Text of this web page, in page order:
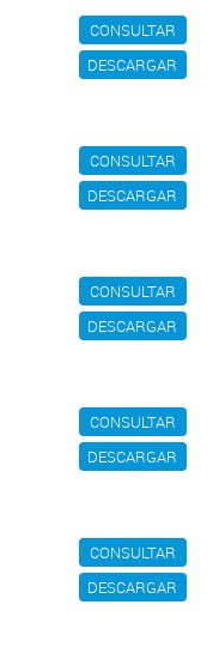
CONSULTAR
DESCARGAR
CONSULTAR
DESCARGAR
CONSULTAR
DESCARGAR
CONSULTAR
DESCARGAR
CONSULTAR
DESCARGAR